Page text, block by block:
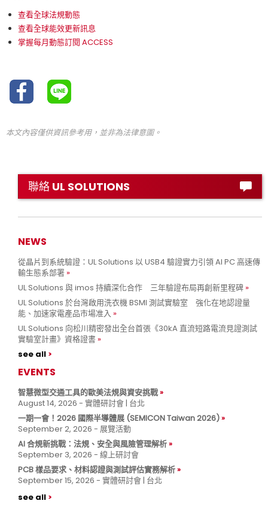
查看全球法規動態
查看全球能效更新訊息
掌握每月動態訂閱 ACCESS
本文內容僅供資訊參考用，並非為法律意圖。
聯絡 UL SOLUTIONS
NEWS
從晶片到系統驗證：UL Solutions 以 USB4 驗證實力引領 AI PC 高速傳
輸生態系部署
UL Solutions 與 imos 持續深化合作 三年驗證布局再創新里程碑
UL Solutions 於台灣啟用洗衣機 BSMI 測試實驗室 強化在地認證量
能、加速家電產品市場准入
UL Solutions 向松川精密發出全台首張《30kA 直流短路電流見證測試
實驗室計畫》資格證書
see all
EVENTS
智慧微型交通工具的歐美法規與資安挑戰
August 14, 2026 - 實體研討會 | 台北
一期一會！2026 國際半導體展 (SEMICON Taiwan 2026)
September 2, 2026 - 展覽活動
AI 合規新挑戰：法規、安全與風險管理解析
September 3, 2026 - 線上研討會
PCB 樣品要求、材料認證與測試評估實務解析
September 15, 2026 - 實體研討會 | 台北
see all